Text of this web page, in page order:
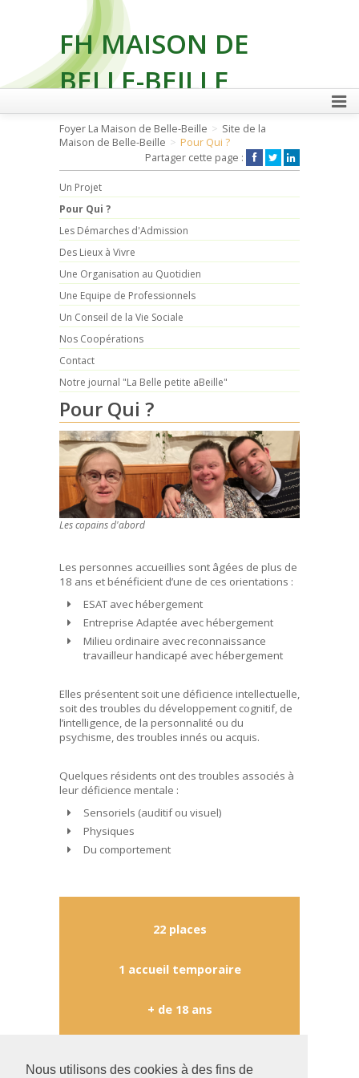
Nous utilisons des cookies à des fins de
FH MAISON DE
BELLE-BEILLE
FAIRE UN DON
Foyer La Maison de Belle-Beille
Site de la
Maison de Belle-Beille
Pour Qui ?
Partager cette page :
Un Projet
Pour Qui ?
Les Démarches d'Admission
Des Lieux à Vivre
Une Organisation au Quotidien
Une Equipe de Professionnels
Un Conseil de la Vie Sociale
Nos Coopérations
Contact
Notre journal "La Belle petite aBeille"
Pour Qui ?
Les copains d'abord
Les personnes accueillies sont âgées de plus de
18 ans et bénéficient d’une de ces orientations :
ESAT avec hébergement
Entreprise Adaptée avec hébergement
Milieu ordinaire avec reconnaissance
travailleur handicapé avec hébergement
Elles présentent soit une déficience intellectuelle,
soit des troubles du développement cognitif, de
l’intelligence, de la personnalité ou du
psychisme, des troubles innés ou acquis.
Quelques résidents ont des troubles associés à
leur déficience mentale :
Sensoriels (auditif ou visuel)
Physiques
Du comportement
22 places
1 accueil temporaire
+ de 18 ans